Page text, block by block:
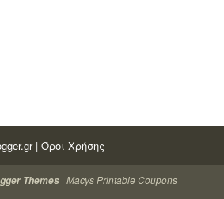
| Όροι Χρήσης
Themes| Macys Printable Coupons